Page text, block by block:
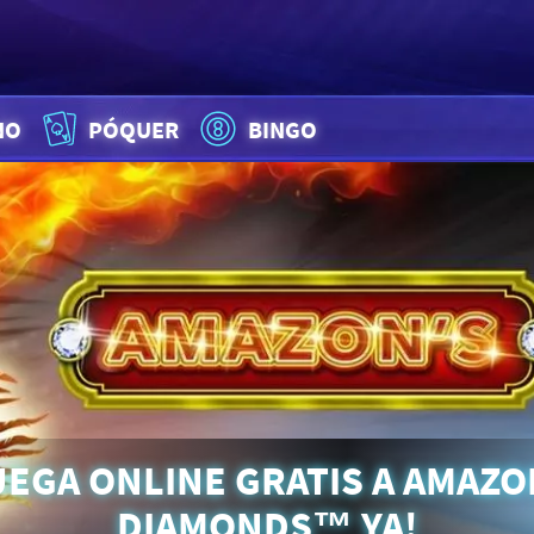
PÓQUER BINGO
ONLINE GRATIS A